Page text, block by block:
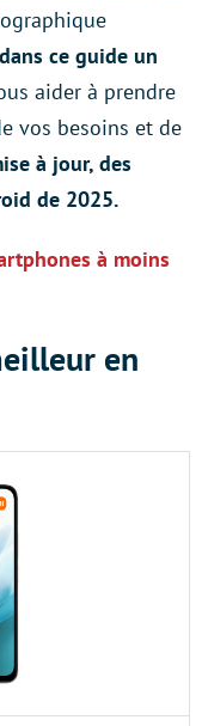
ce guide un
aider à prendre
vos besoins et de
à jour, des
de 2025.
à moins
en